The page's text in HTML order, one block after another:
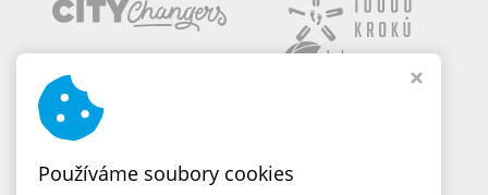
Používáme soubory cookies